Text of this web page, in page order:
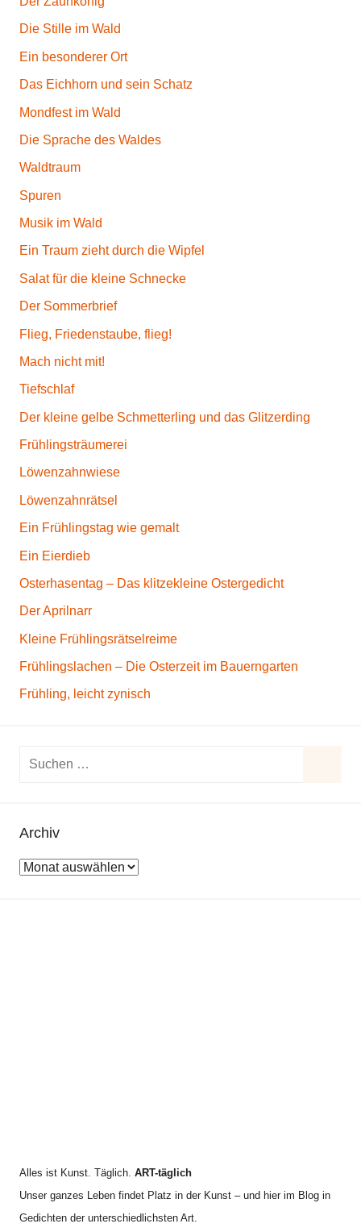
Die Stille im Wald
Ein besonderer Ort
Das Eichhorn und sein Schatz
Mondfest im Wald
Die Sprache des Waldes
Waldtraum
Spuren
Musik im Wald
Ein Traum zieht durch die Wipfel
Salat für die kleine Schnecke
Der Sommerbrief
Flieg, Friedenstaube, flieg!
Mach nicht mit!
Tiefschlaf
Der kleine gelbe Schmetterling und das Glitzerding
Frühlingsträumerei
Löwenzahnwiese
Löwenzahnrätsel
Ein Frühlingstag wie gemalt
Ein Eierdieb
Osterhasentag – Das klitzekleine Ostergedicht
Der Aprilnarr
Kleine Frühlingsrätselreime
Frühlingslachen – Die Osterzeit im Bauerngarten
Frühling, leicht zynisch
h
n
Archiv
A
Alles ist Kunst. Täglich. ART-täglich
Unser ganzes Leben findet Platz in der Kunst – und hier im Blog in
Gedichten der unterschiedlichsten Art.